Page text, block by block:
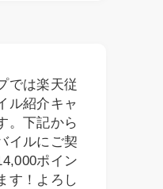
では楽天従
ル紹介キャ
。下記から
イルにご契
ポイン
す！よろし